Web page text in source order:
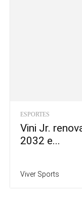
ESPORTES
Vini Jr.
2032 e...
Viver Sports